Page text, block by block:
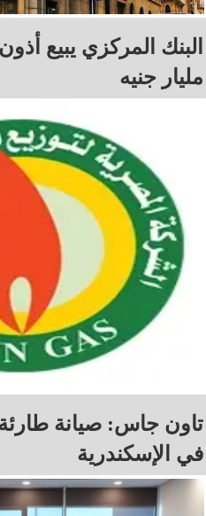
مليار جنيه
تاون جاس: صيانة
في الإسكندرية